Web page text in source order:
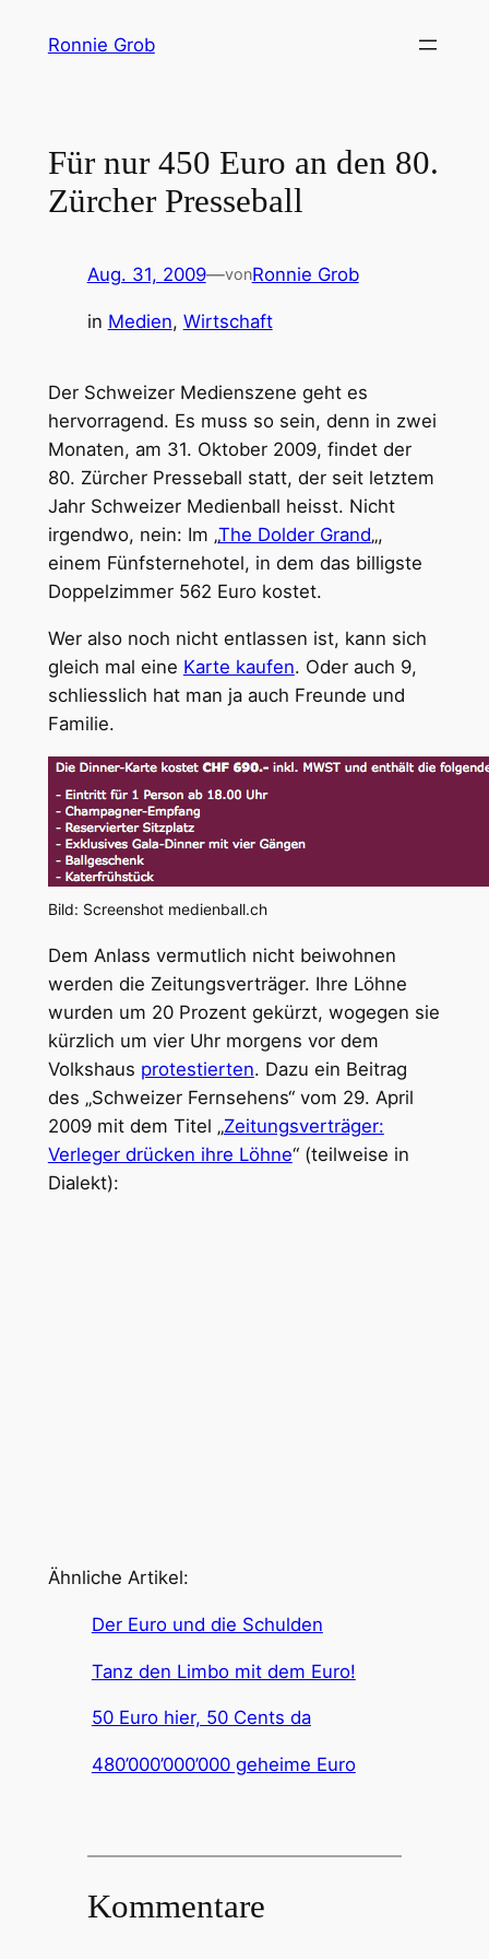
InhaltRonnie Grob
Für nur 450 Euro an den 80.
Zürcher Presseball
Aug. 31, 2009—vonRonnie Grob
in Medien, Wirtschaft
Der Schweizer Medienszene geht es
hervorragend. Es muss so sein, denn in zwei
Monaten, am 31. Oktober 2009, findet der
80. Zürcher Presseball statt, der seit letztem
Jahr Schweizer Medienball heisst. Nicht
irgendwo, nein: Im „The Dolder Grand„,
einem Fünfsternehotel, in dem das billigste
Doppelzimmer 562 Euro kostet.
Wer also noch nicht entlassen ist, kann sich
gleich mal eine Karte kaufen. Oder auch 9,
schliesslich hat man ja auch Freunde und
Familie.
Bild: Screenshot medienball.ch
Dem Anlass vermutlich nicht beiwohnen
werden die Zeitungsverträger. Ihre Löhne
wurden um 20 Prozent gekürzt, wogegen sie
kürzlich um vier Uhr morgens vor dem
Volkshaus protestierten. Dazu ein Beitrag
des „Schweizer Fernsehens“ vom 29. April
2009 mit dem Titel „Zeitungsverträger:
Verleger drücken ihre Löhne“ (teilweise in
Dialekt):
Ähnliche Artikel:
Der Euro und die Schulden
Tanz den Limbo mit dem Euro!
50 Euro hier, 50 Cents da
480’000’000’000 geheime Euro
Kommentare